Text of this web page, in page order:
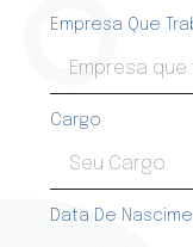
Empresa Que
Cargo
Data De